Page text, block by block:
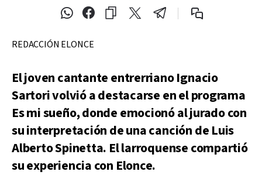
REDACCIÓN ELONCE
El joven cantante entrerriano Ignacio
Sartori volvió a destacarse en el programa
Es mi sueño, donde emocionó al jurado con
su interpretación de una canción de Luis
Alberto Spinetta. El larroquense compartió
su experiencia con Elonce.